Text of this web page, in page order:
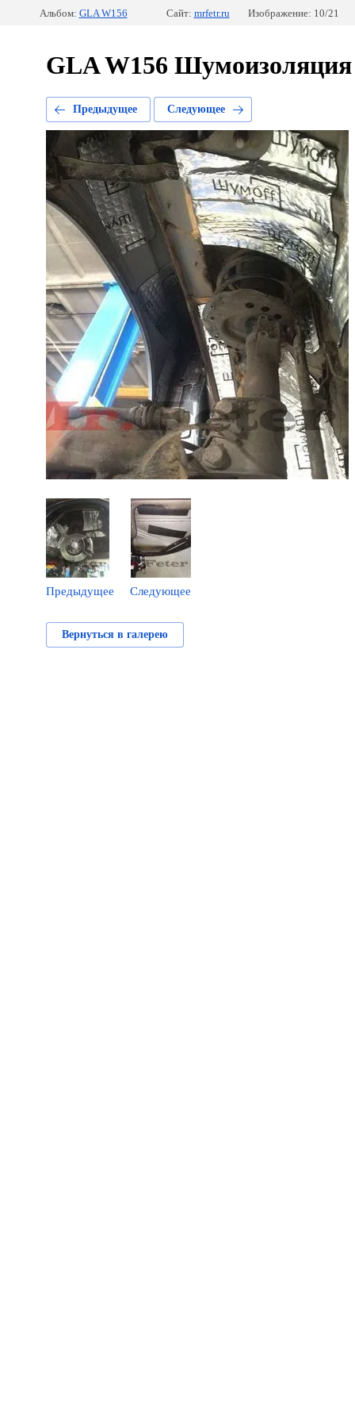
Альбом: GLA W156 Сайт: mrfetr.ru Изображение: 10/21
GLA W156 Шумоизоляция
Предыдущее Следующее
Предыдущее Следующее
Вернуться в галерею